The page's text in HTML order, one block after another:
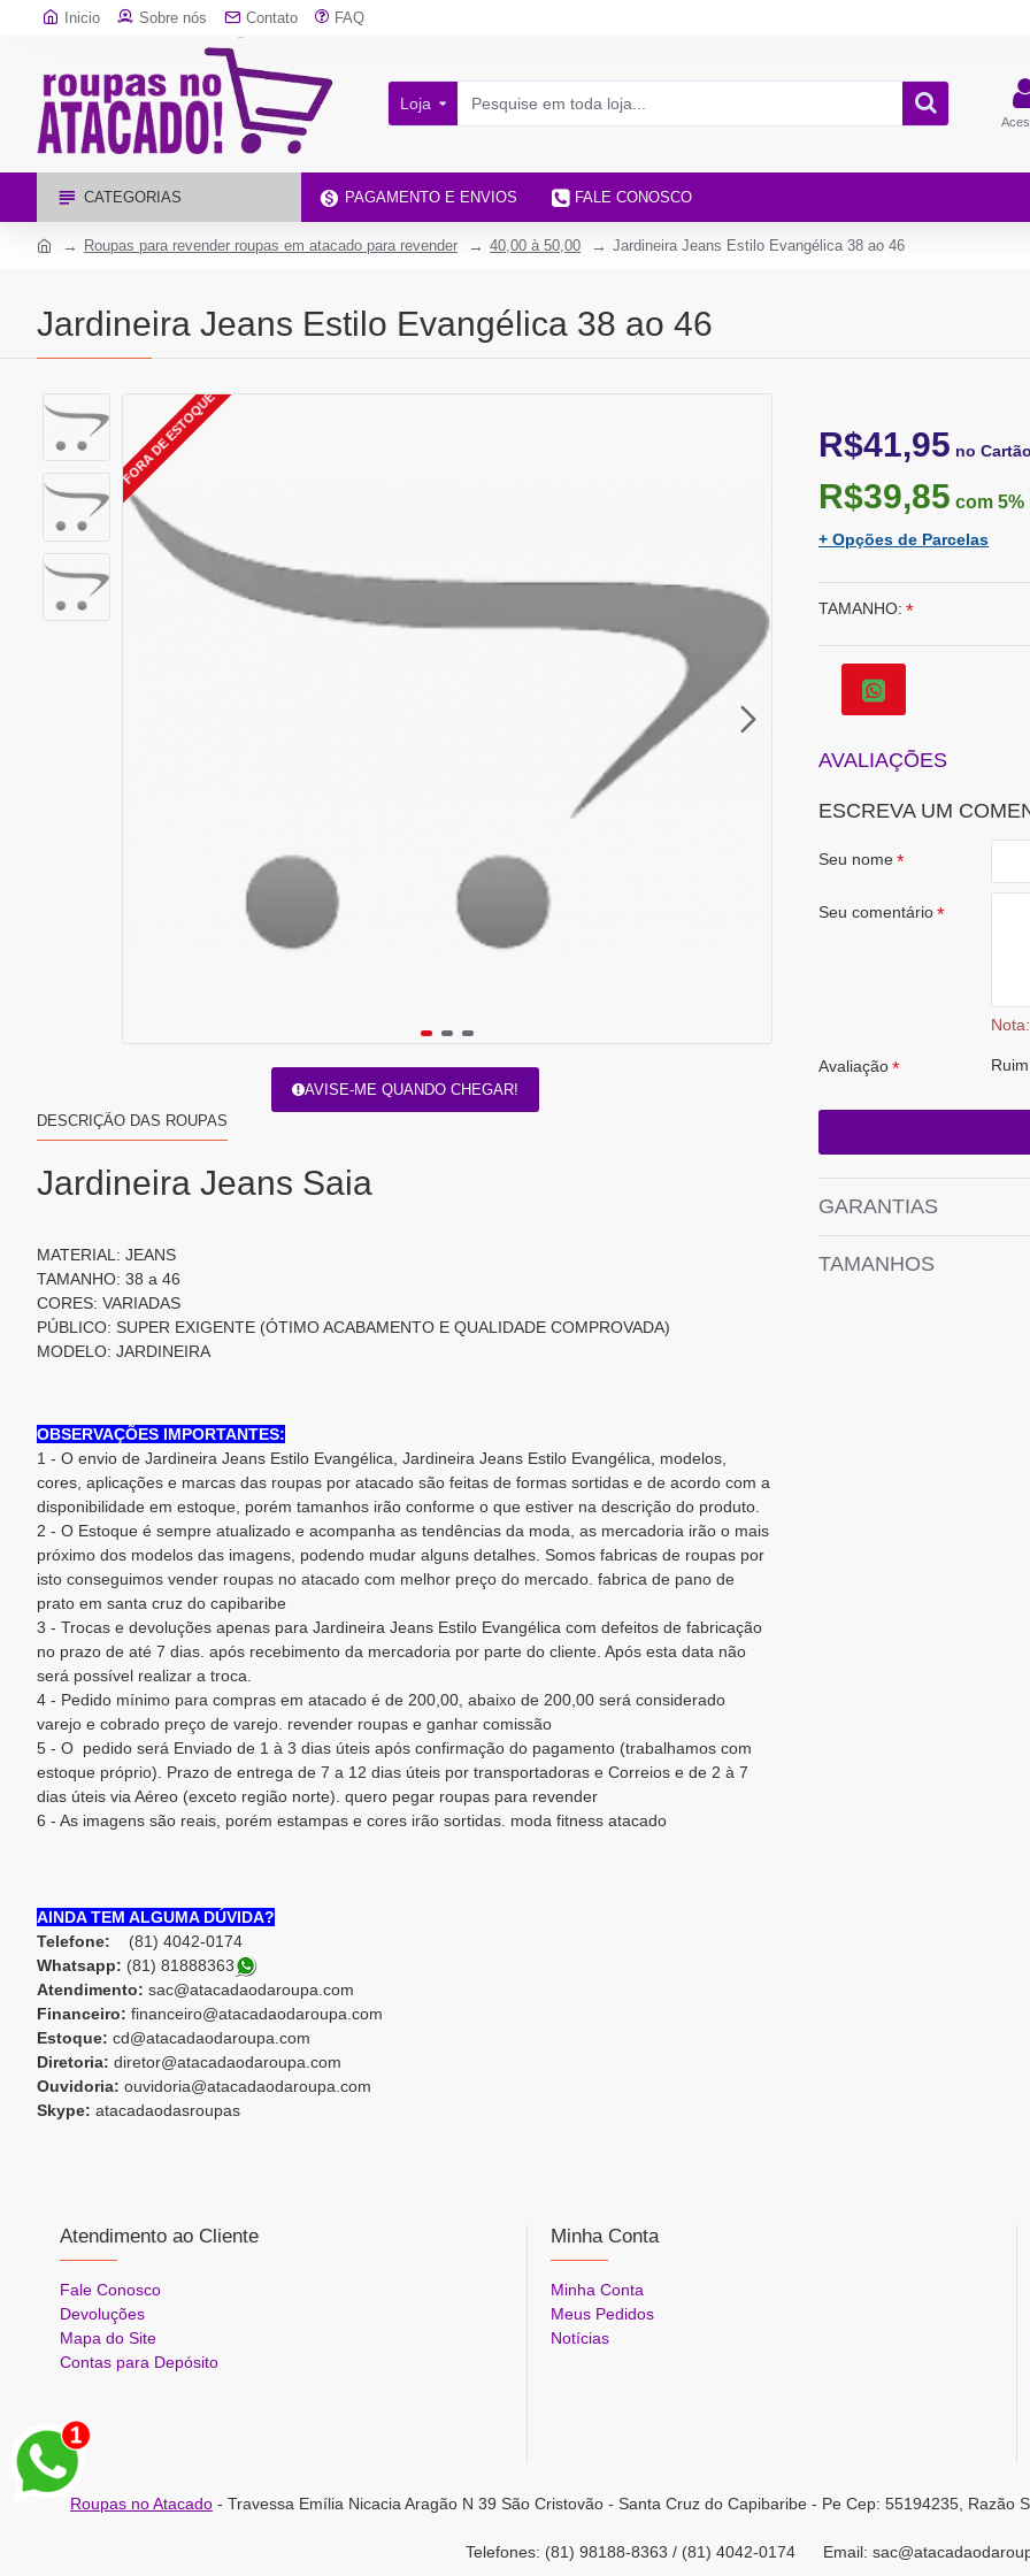
Inicio Sobre nós Contato FAQ
Loja
CATEGORIAS PAGAMENTO E ENVIOS FALE CONOSCO
Roupas para revender roupas em atacado para revender 40,00 à 50,00 Jardineira Jeans Estilo Evangélica 38 ao 46
Jardineira Jeans Estilo Evangélica 38 ao 46
FORA DE ESTOQUE
AVISE-ME QUANDO CHEGAR!
DESCRIÇÃO DAS ROUPAS
Jardineira Jeans Saia
MATERIAL: JEANS
TAMANHO: 38 a 46
CORES: VARIADAS
PÚBLICO: SUPER EXIGENTE (ÓTIMO ACABAMENTO E QUALIDADE COMPROVADA)
MODELO: JARDINEIRA
OBSERVAÇÕES IMPORTANTES:
1 - O envio de Jardineira Jeans Estilo Evangélica, Jardineira Jeans Estilo Evangélica, modelos,
cores, aplicações e marcas das roupas por atacado são feitas de formas sortidas e de acordo com a
disponibilidade em estoque, porém tamanhos irão conforme o que estiver na descrição do produto.
2 - O Estoque é sempre atualizado e acompanha as tendências da moda, as mercadoria irão o mais
próximo dos modelos das imagens, podendo mudar alguns detalhes. Somos fabricas de roupas por
isto conseguimos vender roupas no atacado com melhor preço do mercado. fabrica de pano de
prato em santa cruz do capibaribe
3 - Trocas e devoluções apenas para Jardineira Jeans Estilo Evangélica com defeitos de fabricação
no prazo de até 7 dias. após recebimento da mercadoria por parte do cliente. Após esta data não
será possível realizar a troca.
4 - Pedido mínimo para compras em atacado é de 200,00, abaixo de 200,00 será considerado
varejo e cobrado preço de varejo. revender roupas e ganhar comissão
5 - O pedido será Enviado de 1 à 3 dias úteis após confirmação do pagamento (trabalhamos com
estoque próprio). Prazo de entrega de 7 a 12 dias úteis por transportadoras e Correios e de 2 à 7
dias úteis via Aéreo (exceto região norte). quero pegar roupas para revender
6 - As imagens são reais, porém estampas e cores irão sortidas. moda fitness atacado
AINDA TEM ALGUMA DÚVIDA?
Telefone: (81) 4042-0174
Whatsapp: (81) 81888363
Atendimento: sac@atacadaodaroupa.com
Financeiro: financeiro@atacadaodaroupa.com
Estoque: cd@atacadaodaroupa.com
Diretoria: diretor@atacadaodaroupa.com
Ouvidoria: ouvidoria@atacadaodaroupa.com
Skype: atacadaodasroupas
R$41,95 no
R$39,85 com 5%
+ Opções de Parcelas
TAMANHO:
AVALIAÇÕES
ESCREVA UM
Seu nome
Seu comentário
Nota:
Avaliação Ruim
GARANTIAS
TAMANHOS
Atendimento ao Cliente
Fale Conosco
Devoluções
Mapa do Site
Contas para Depósito
Minha Conta
Minha Conta
Meus Pedidos
Notícias
Roupas no Atacado- Travessa Emília Nicacia Aragão N 39 São Cristovão - Santa Cruz do Capibaribe - Pe Cep: 55194235, Razão
Telefones: (81) 98188-8363 / (81) 4042-0174 Email: